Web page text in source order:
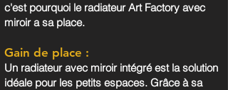
c'est pourquoi le radiateur Art Factory avec
miroir a sa place.
Gain de place :
Un radiateur avec miroir intégré est la solution
idéale pour les petits espaces. Grâce à sa